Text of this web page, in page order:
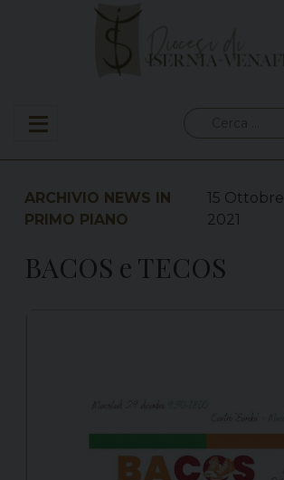
per:
ARCHIVIO NEWS IN
PRIMO PIANO
15 Ottobre
2021
BACOS e TECOS